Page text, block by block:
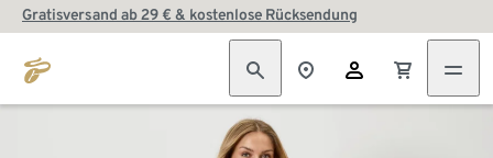
Gratisversand ab 29 € & kostenlose Rücksendung